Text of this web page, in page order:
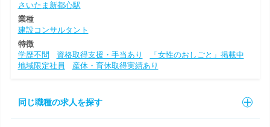
さいたま新都心駅
業種
建設コンサルタント
特徴
学歴不問
資格取得支援・手当あり
「女性のおしごと」掲載中
地域限定社員
産休・育休取得実績あり
同じ職種の求人を探す